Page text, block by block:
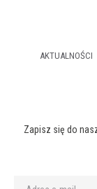
AKTUALNOŚCI
Zapisz się do